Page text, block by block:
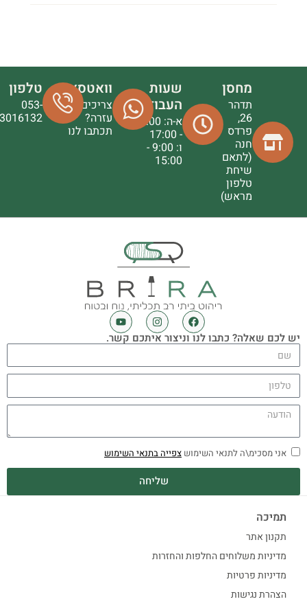
מחסן
תדהר
26,
פרדס
חנה
(לתאם
שיחת
טלפון
מראש)
שעות
העבודה
א-ה: 9:00
- 17:00
ו: 9:00 -
15:00
וואטסאפ
צריכים
עזרה?
תכתבו לנו
טלפון
053-
3016132
יש לכם שאלה? כתבו לנו וניצור איתכם קשר.
אני מסכימ\ה לתנאי השימוש צפייה בתנאי השימוש
שליחה
תמיכה
תקנון אתר
מדיניות משלוחים החלפות והחזרות
מדיניות פרטיות
הצהרת נגישות